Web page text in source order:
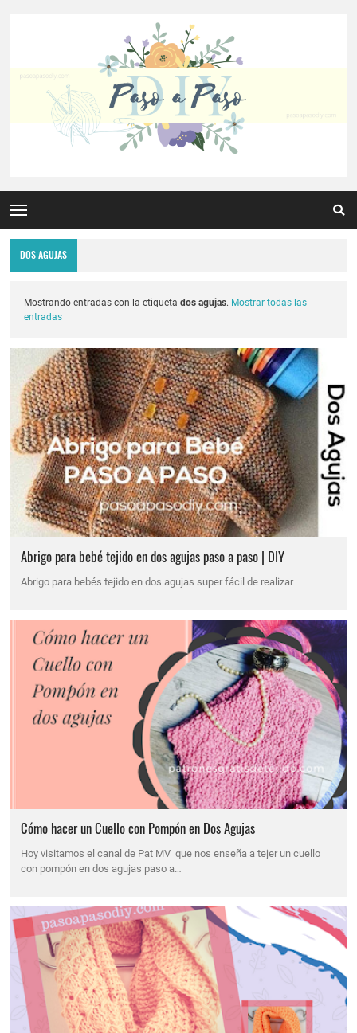
DOS AGUJAS
Mostrando entradas con la etiqueta dos agujas. Mostrar todas las
entradas
Abrigo para bebé tejido en dos agujas paso a paso | DIY
Abrigo para bebés tejido en dos agujas super fácil de realizar
Cómo hacer un Cuello con Pompón en Dos Agujas
Hoy visitamos el canal de Pat MV que nos enseña a tejer un cuello
con pompón en dos agujas paso a…